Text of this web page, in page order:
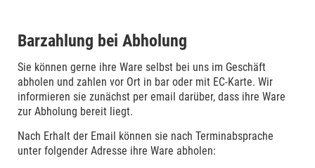
Barzahlung bei Abholung
Sie können gerne ihre Ware selbst bei uns im Geschäft
abholen und zahlen vor Ort in bar oder mit EC-Karte. Wir
informieren sie zunächst per email darüber, dass ihre Ware
zur Abholung bereit liegt.
Nach Erhalt der Email können sie nach Terminabsprache
unter folgender Adresse ihre Ware abholen: